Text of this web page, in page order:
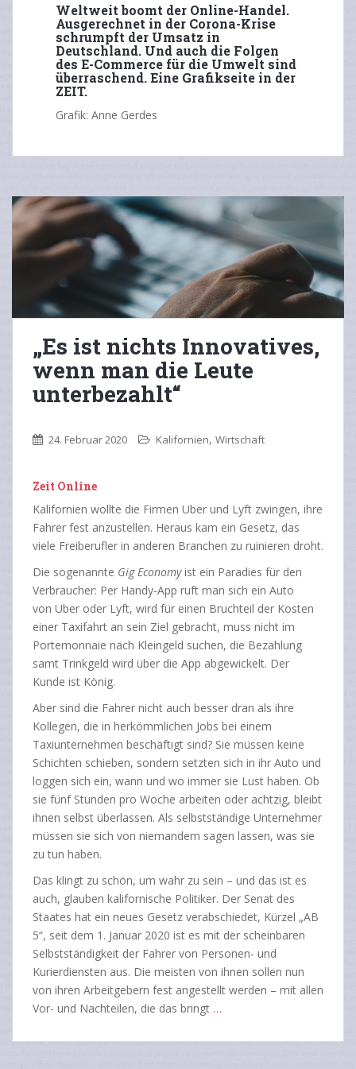
Weltweit boomt der Online-Handel.
Ausgerechnet in der Corona-Krise
schrumpft der Umsatz in
Deutschland. Und auch die Folgen
des E-Commerce für die Umwelt sind
überraschend. Eine Grafikseite in der
ZEIT.
Grafik: Anne Gerdes
„Es ist nichts Innovatives,
wenn man die Leute
unterbezahlt“
24. Februar 2020 Kalifornien, Wirtschaft
Zeit Online
Kalifornien wollte die Firmen Uber und Lyft zwingen, ihre
Fahrer fest anzustellen. Heraus kam ein Gesetz, das
viele Freiberufler in anderen Branchen zu ruinieren droht.
Die sogenannte Gig Economyist ein Paradies für den
Verbraucher: Per Handy-App ruft man sich ein Auto
von Uber oder Lyft, wird für einen Bruchteil der Kosten
einer Taxifahrt an sein Ziel gebracht, muss nicht im
Portemonnaie nach Kleingeld suchen, die Bezahlung
samt Trinkgeld wird über die App abgewickelt. Der
Kunde ist König.
Aber sind die Fahrer nicht auch besser dran als ihre
Kollegen, die in herkömmlichen Jobs bei einem
Taxiunternehmen beschäftigt sind? Sie müssen keine
Schichten schieben, sondern setzten sich in ihr Auto und
loggen sich ein, wann und wo immer sie Lust haben. Ob
sie fünf Stunden pro Woche arbeiten oder achtzig, bleibt
ihnen selbst überlassen. Als selbstständige Unternehmer
müssen sie sich von niemandem sagen lassen, was sie
zu tun haben.
Das klingt zu schön, um wahr zu sein – und das ist es
auch, glauben kalifornische Politiker. Der Senat des
Staates hat ein neues Gesetz verabschiedet, Kürzel „AB
5“, seit dem 1. Januar 2020 ist es mit der scheinbaren
Selbstständigkeit der Fahrer von Personen- und
Kurierdiensten aus. Die meisten von ihnen sollen nun
von ihren Arbeitgebern fest angestellt werden – mit allen
Vor- und Nachteilen, die das bringt …